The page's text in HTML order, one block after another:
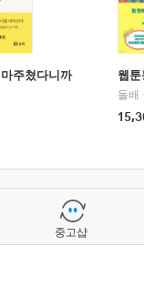
주쳤다니까
웹
돌배
중고샵